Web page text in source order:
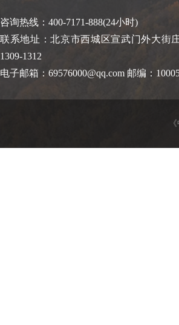
咨询热线：400-7171-888(24小时)
联系地址：北京市西城区宣武门外大街
1309-1312
电子邮箱：69576000@qq.com 邮编：